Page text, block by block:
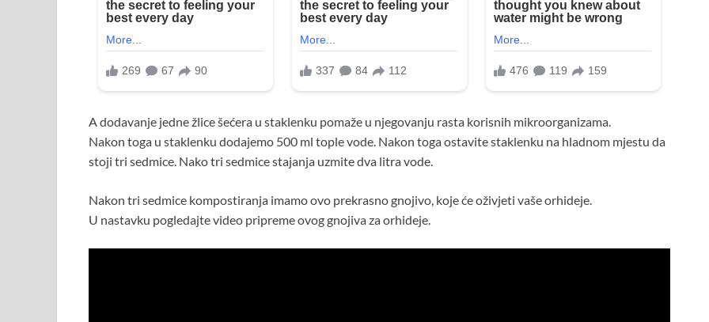
A dodavanje jedne žlice šećera u staklenku pomaže u njegovanju rasta korisnih mikroorganizama.
Nakon toga u staklenku dodajemo 500 ml tople vode. Nakon toga ostavite staklenku na hladnom mjestu da
stoji tri sedmice. Nako tri sedmice stajanja uzmite dva litra vode.
Nakon tri sedmice kompostiranja imamo ovo prekrasno gnojivo, koje će oživjeti vaše orhideje.
U nastavku pogledajte video pripreme ovog gnojiva za orhideje.